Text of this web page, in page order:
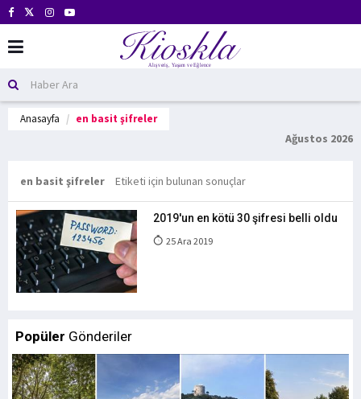
Anasayfa en basit şifreler
Ağustos 2026
en basit şifreler Etiketi için bulunan sonuçlar
2019'un en kötü 30 şifresi belli oldu
25 Ara 2019
Popüler Gönderiler